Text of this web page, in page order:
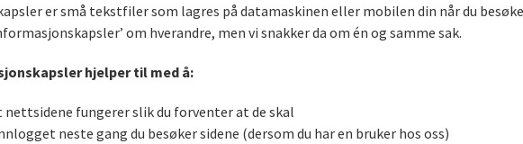
er små tekstfiler som lagres på datamaskinen eller mobilen din når du
om hverandre, men vi snakker da om én og samme sak.
hjelper til med å:
nettsidene fungerer slik du forventer at de skal
neste gang du besøker sidene (dersom du har en bruker hos oss)